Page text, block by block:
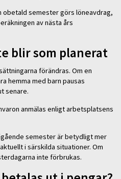
obetald semester görs löneavdrag,
av nästa års
blir som planerat
förändras. Om en
hemma med barn pausas
senare.
anmälas enligt arbetsplatsens
semester är betydligt mer
i särskilda situationer. Om
inte förbrukas.